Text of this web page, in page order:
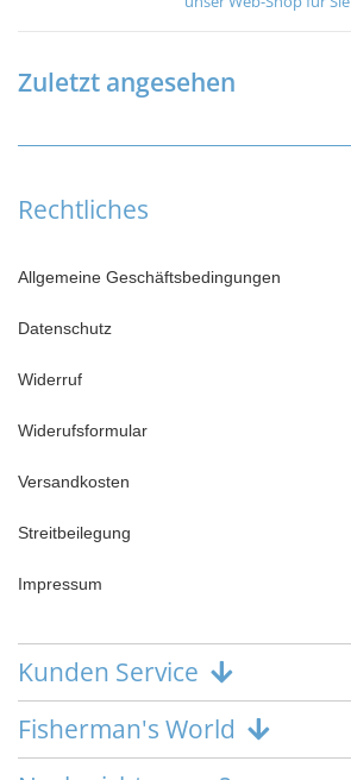
Zuletzt angesehen
Rechtliches
Allgemeine Geschäftsbedingungen
Datenschutz
Widerruf
Widerufsformular
Versandkosten
Streitbeilegung
Impressum
Kunden Service
Fisherman's World